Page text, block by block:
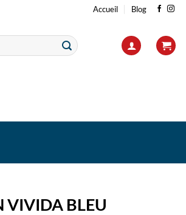
Accueil Blog
VIVIDA BLEU